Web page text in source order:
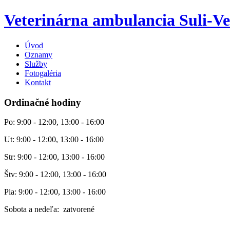
Veterinárna ambulancia Suli-
Úvod
Oznamy
Služby
Fotogaléria
Kontakt
Ordinačné hodiny
Po: 9:00 - 12:00, 13:00 - 16:00
Ut: 9:00 - 12:00, 13:00 - 16:00
Str: 9:00 - 12:00, 13:00 - 16:00
Štv: 9:00 - 12:00, 13:00 - 16:00
Pia: 9:00 - 12:00, 13:00 - 16:00
Sobota a nedeľa: zatvorené